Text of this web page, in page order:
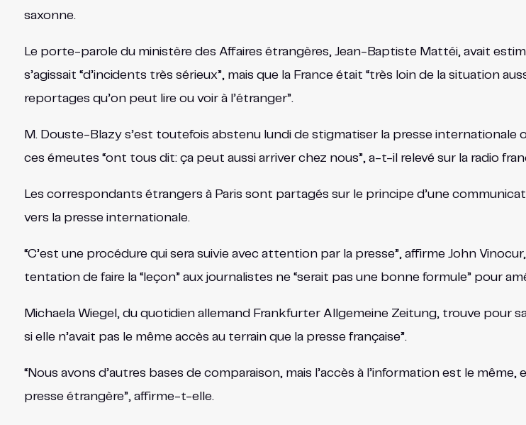
saxonne.
Le porte-parole du ministère des Affaires étrangères, Jean-Baptiste Mattéi, avait
s’agissait “d’incidents très sérieux”, mais que la France était “très loin de la situation
reportages qu’on peut lire ou voir à l’étranger”.
M. Douste-Blazy s’est toutefois abstenu lundi de stigmatiser la presse
ces émeutes “ont tous dit: ça peut aussi arriver chez nous”, a-t-il relevé sur la radio
Les correspondants étrangers à Paris sont partagés sur le principe d’une
vers la presse internationale.
“C’est une procédure qui sera suivie avec attention par la presse”, affirme John
tentation de faire la “leçon” aux journalistes ne “serait pas une bonne formule” pour
Michaela Wiegel, du quotidien allemand Frankfurter Allgemeine Zeitung, trouve pour
si elle n’avait pas le même accès au terrain que la presse française”.
“Nous avons d’autres bases de comparaison, mais l’accès à l’information est le
presse étrangère”, affirme-t-elle.